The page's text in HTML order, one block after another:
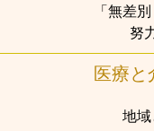
「無差
努
医療と
地